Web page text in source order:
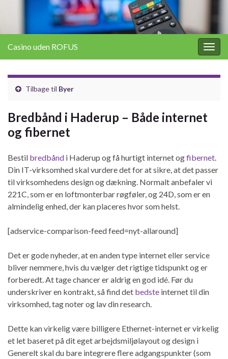
Casino uden ROFUS
Tilbage til Byer
Bredbånd i Haderup – Både internet
og fibernet
Bestil bredbånd i Haderup og få hurtigt internet ogfibernet
Din IT-virksomhed skal vurdere det for at sikre, at det passer
til virksomhedens design og dækning. Normalt anbefaler vi
221C, som er en loftmonterbar røgføler, og 24D, som er en
almindelig enhed, der kan placeres hvor som helst.
[adservice-comparison-feed feed=nyt-allaround]
Det er gode nyheder, at en anden type internet eller service
bliver nemmere, hvis du vælger det rigtige tidspunkt og er
forberedt. At tage chancer er aldrig en god idé. Før du
underskriver en kontrakt, så find det bedste internet til din
virksomhed, tag noter og lav din research.
Dette kan virkelig være billigere Ethernet-internet er virkelig
et let baseret på dit eget arbejdsmiljølayout og design i
Generelt skal du bare integrere flere adgangspunkter (som